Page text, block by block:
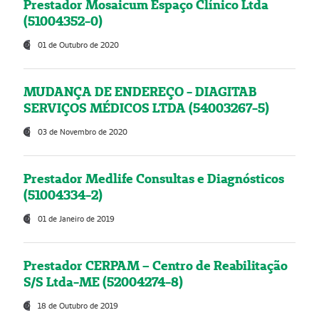
Prestador Mosaicum Espaço Clínico Ltda
(51004352-0)
01 de Outubro de 2020
MUDANÇA DE ENDEREÇO - DIAGITAB
SERVIÇOS MÉDICOS LTDA (54003267-5)
03 de Novembro de 2020
Prestador Medlife Consultas e Diagnósticos
(51004334-2)
01 de Janeiro de 2019
Prestador CERPAM – Centro de Reabilitação
S/S Ltda-ME (52004274-8)
18 de Outubro de 2019